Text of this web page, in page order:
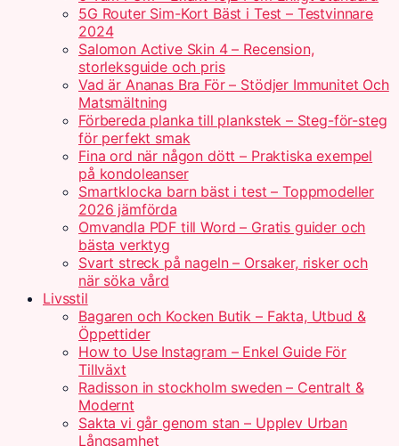
5G Router Sim-Kort Bäst i Test – Testvinnare
2024
Salomon Active Skin 4 – Recension,
storleksguide och pris
Vad är Ananas Bra För – Stödjer Immunitet Och
Matsmältning
Förbereda planka till plankstek – Steg-för-steg
för perfekt smak
Fina ord när någon dött – Praktiska exempel
på kondoleanser
Smartklocka barn bäst i test – Toppmodeller
2026 jämförda
Omvandla PDF till Word – Gratis guider och
bästa verktyg
Svart streck på nageln – Orsaker, risker och
när söka vård
Livsstil
Bagaren och Kocken Butik – Fakta, Utbud &
Öppettider
How to Use Instagram – Enkel Guide För
Tillväxt
Radisson in stockholm sweden – Centralt &
Modernt
Sakta vi går genom stan – Upplev Urban
Långsamhet